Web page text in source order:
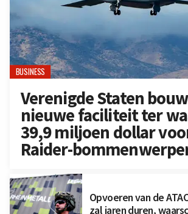
BUSINESS
Verenigde Staten
nieuwe faciliteit ter
39,9 miljoen dollar
Raider-
Opvoeren van de
zal jaren duren,